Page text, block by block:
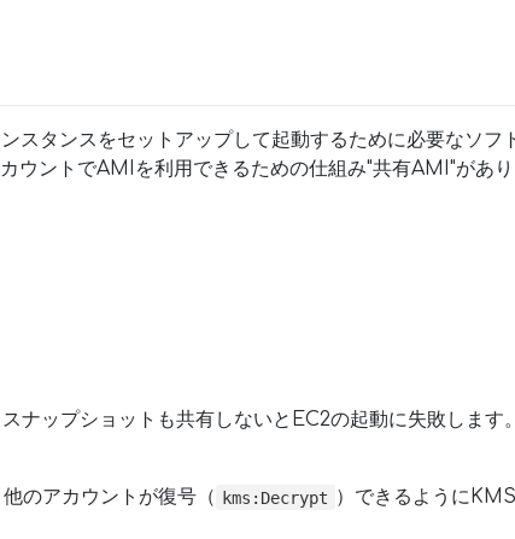
タンスをセットアップして起動するために必要なソフ
ウントでAMIを利用できるための仕組み"共有AMI"があり
ナップショットも共有しないとEC2の起動に失敗します。
のアカウントが復号（ kms:Decrypt ）できるように